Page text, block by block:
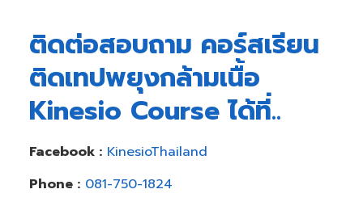
ติดต่อสอบถาม คอร์สเรียน
ติดเทปพยุงกล้ามเนื้อ
Kinesio Course ได้ที่..
Facebook : KinesioThailand
Phone : 081-750-1824